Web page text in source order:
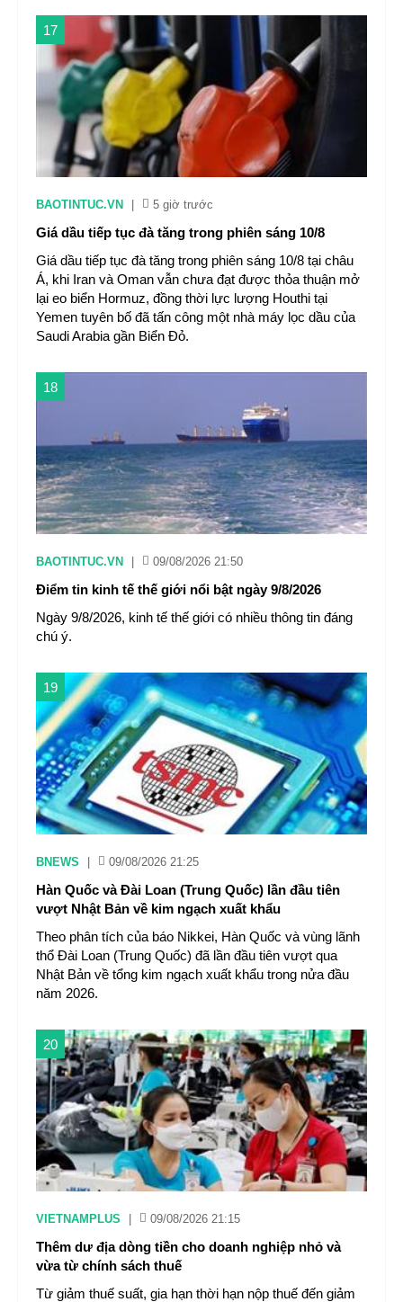
17
BAOTINTUC.VN 5 giờ trước
Giá dầu tiếp tục đà tăng trong phiên sáng 10/8
Giá dầu tiếp tục đà tăng trong phiên sáng 10/8 tại châu
Á, khi Iran và Oman vẫn chưa đạt được thỏa thuận mở
lại eo biển Hormuz, đồng thời lực lượng Houthi tại
Yemen tuyên bố đã tấn công một nhà máy lọc dầu của
Saudi Arabia gần Biển Đỏ.
18
BAOTINTUC.VN 09/08/2026 21:50
Điểm tin kinh tế thế giới nổi bật ngày 9/8/2026
Ngày 9/8/2026, kinh tế thế giới có nhiều thông tin đáng
chú ý.
19
BNEWS 09/08/2026 21:25
Hàn Quốc và Đài Loan (Trung Quốc) lần đầu tiên
vượt Nhật Bản về kim ngạch xuất khẩu
Theo phân tích của báo Nikkei, Hàn Quốc và vùng lãnh
thổ Đài Loan (Trung Quốc) đã lần đầu tiên vượt qua
Nhật Bản về tổng kim ngạch xuất khẩu trong nửa đầu
năm 2026.
20
VIETNAMPLUS 09/08/2026 21:15
Thêm dư địa dòng tiền cho doanh nghiệp nhỏ và
vừa từ chính sách thuế
Từ giảm thuế suất, gia hạn thời hạn nộp thuế đến giảm